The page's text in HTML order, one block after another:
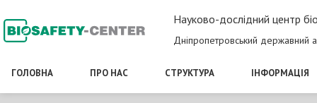
Науково-дослідний центр
Дніпропетровський державний
ГОЛОВНА ПРО НАС СТРУКТУРА ІНФОРМАЦІЯ